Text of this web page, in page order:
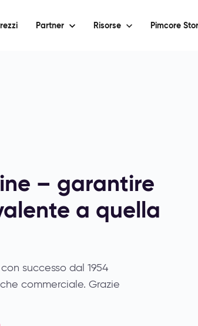
Partner Risorse Pimcore
– garantire
a quella
successo dal 1954
commerciale. Grazie